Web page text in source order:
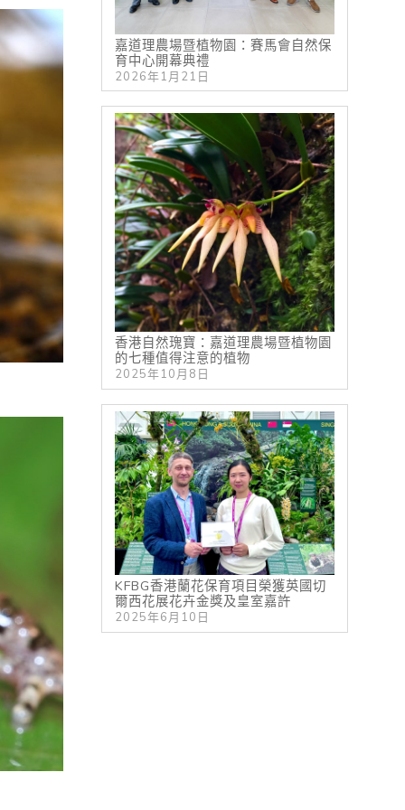
嘉道理農場暨植物園：賽馬會自然保
育中心開幕典禮
2026年1月21日
香港自然瑰寶：嘉道理農場暨植物園
的七種值得注意的植物
2025年10月8日
KFBG香港蘭花保育項目榮獲英國切
爾西花展花卉金獎及皇室嘉許
2025年6月10日